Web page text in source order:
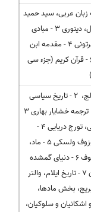
زبان عربی، سید حمید
طبیبیان 2 - اخبار الطوال، دینوری 3 - مبادی
العربیه جلد 4، رشید شرتونی 4 - مقدمه ابن
خلدون 5 - نهج البلاغه 6 - قرآن كریم (جزء سی
1 - اشكانیان، مالكوم كالج، 2 - تاریخ سیاسی
هخامنشیان، داندا مایف، ترجمه خشایار بهاری 3
- شاهنشاهی ساسانی، تورج دریایی 4 -
شاهنشاهی اشكانی، یوزوف ولسكی 5 - ماد،
ایگورمیخائیلویچ دیاكونوف 6 - دنیای گمشده
ایلام، جورج گلن كامرون 7 - تاریخ ایلام، والتر
كمبریج، بخش مادها،
و سلوكیان،